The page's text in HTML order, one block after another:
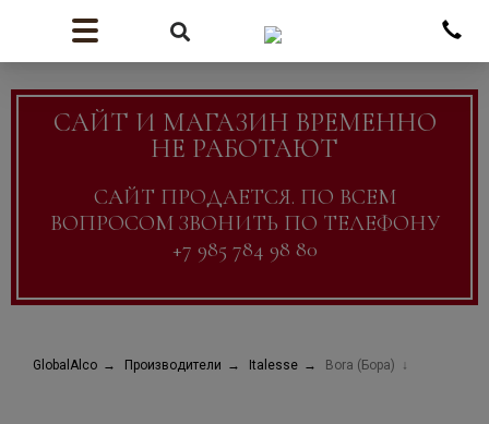
САЙТ И МАГАЗИН ВРЕМЕННО
НЕ РАБОТАЮТ
САЙТ ПРОДАЕТСЯ. ПО ВСЕМ
ВОПРОСОМ ЗВОНИТЬ ПО ТЕЛЕФОНУ
+7 985 784 98 80
GlobalAlco Производители Italesse Bora (Бора)